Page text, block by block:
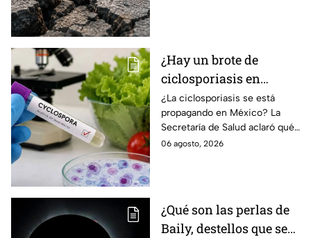
¿Hay un brote de
ciclosporiasis en
México? Salud rompe
el silencio tras 33 casos
detectados
¿La ciclosporiasis se está
propagando en México? La
Secretaría de Salud aclaró qué
ocurre tras la detección de 33
06 agosto, 2026
¿Qué son las perlas de
Baily, destellos que se